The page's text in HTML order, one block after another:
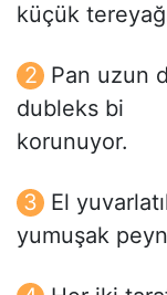
küçük
Pan uzun
dubleks bi
korunuyor.
El
yumuşak